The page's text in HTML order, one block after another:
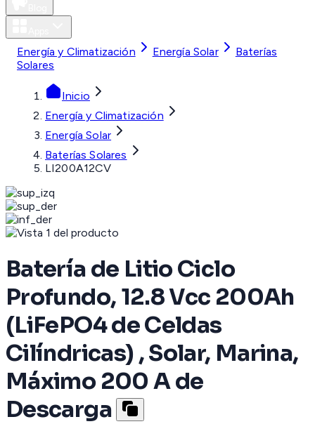
Energía y Climatización Energía Solar
Baterías
Solares
Inicio
Energía y Climatización
Energía Solar
Baterías Solares
LI200A12CV
Batería de Litio Ciclo
Profundo, 12.8 Vcc 200Ah
(LiFePO4 de Celdas
Cilíndricas) , Solar, Marina,
Máximo 200 A de
Descarga